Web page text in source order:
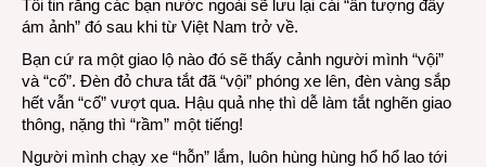
Tôi tin rằng các bạn nước ngoài sẽ lưu lại cái “ấn tượng đầy
ám ảnh” đó sau khi từ Việt Nam trở về.
Bạn cứ ra một giao lộ nào đó sẽ thấy cảnh người mình “vội”
và “cố”. Đèn đỏ chưa tắt đã “vội” phóng xe lên, đèn vàng sắp
hết vẫn “cố” vượt qua. Hậu quả nhẹ thì dễ làm tắt nghẽn giao
thông, nặng thì “rầm” một tiếng!
Người mình chạy xe “hỗn” lắm, luôn hùng hùng hổ hổ lao tới